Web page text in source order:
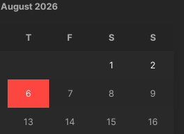
August 2026
T F S S
1 2
6 7 8 9
13 14 15 16